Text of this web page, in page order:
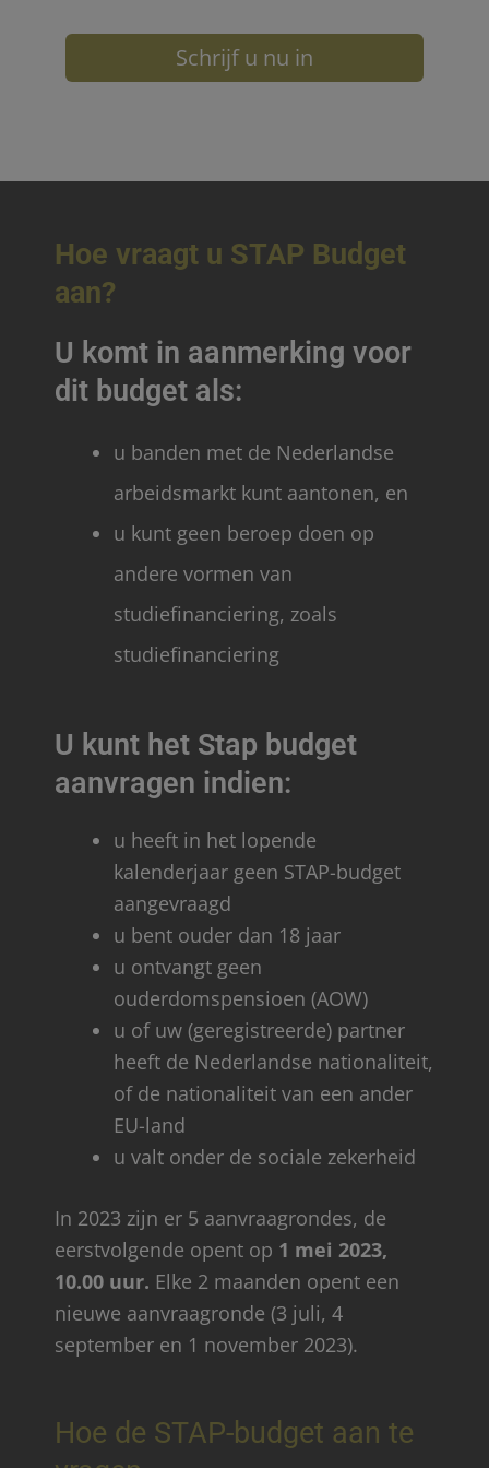
Schrijf u nu in
Hoe vraagt u STAP Budget
aan?
U komt in aanmerking voor
dit budget als:
u banden met de Nederlandse
arbeidsmarkt kunt aantonen, en
u kunt geen beroep doen op
andere vormen van
studiefinanciering, zoals
studiefinanciering
U kunt het Stap budget
aanvragen indien:
u heeft in het lopende
kalenderjaar geen STAP-budget
aangevraagd
u bent ouder dan 18 jaar
u ontvangt geen
ouderdomspensioen (AOW)
u of uw (geregistreerde) partner
heeft de Nederlandse nationaliteit,
of de nationaliteit van een ander
EU-land
u valt onder de sociale zekerheid
In 2023 zijn er 5 aanvraagrondes, de
eerstvolgende opent op 1 mei 2023,
10.00 uur. Elke 2 maanden opent een
nieuwe aanvraagronde (3 juli, 4
september en 1 november 2023).
Hoe de STAP-budget aan te